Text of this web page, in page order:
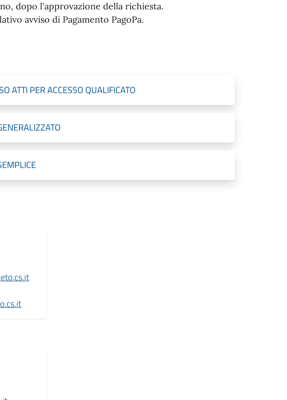
dopo l'approvazione della richiesta.
avviso di Pagamento PagoPa.
ATTI PER ACCESSO QUALIFICATO